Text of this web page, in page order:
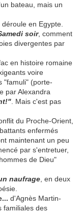
bateau, mais un
en Egypte.
soir, comment
divergentes par
en histoire romaine
voire
"famuli" (porte-
par Alexandra
. Mais c'est pas
du Proche-Orient,
enfermés
maintenant un peu
par s'entretuer,
de Dieu"
naufrage , en deux
d'Agnès Martin-
familiales des